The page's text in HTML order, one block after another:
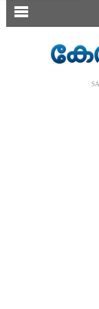
SECTIONS